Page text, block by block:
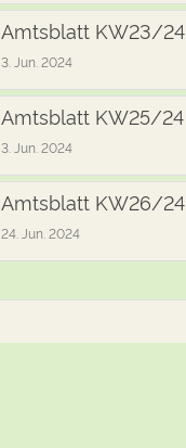
Amtsblatt KW23/24
3. Jun. 2024
Amtsblatt KW25/24
3. Jun. 2024
Amtsblatt KW26/24
24. Jun. 2024